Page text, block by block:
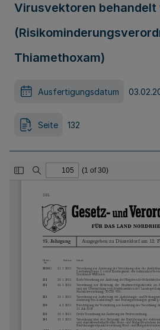
Virusvektoren behandelt
Thiamethoxam)
Ausfertigungsdatum
Seite 132